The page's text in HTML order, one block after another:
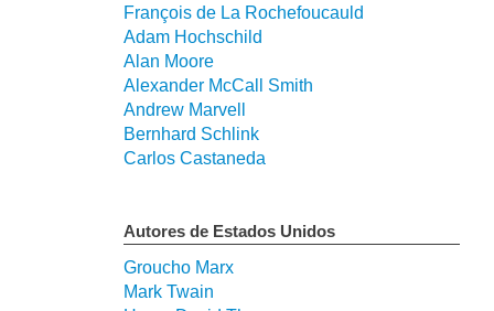
François de La Rochefoucauld
Adam Hochschild
Alan Moore
Alexander McCall Smith
Andrew Marvell
Bernhard Schlink
Carlos Castaneda
Autores de Estados Unidos
Groucho Marx
Mark Twain